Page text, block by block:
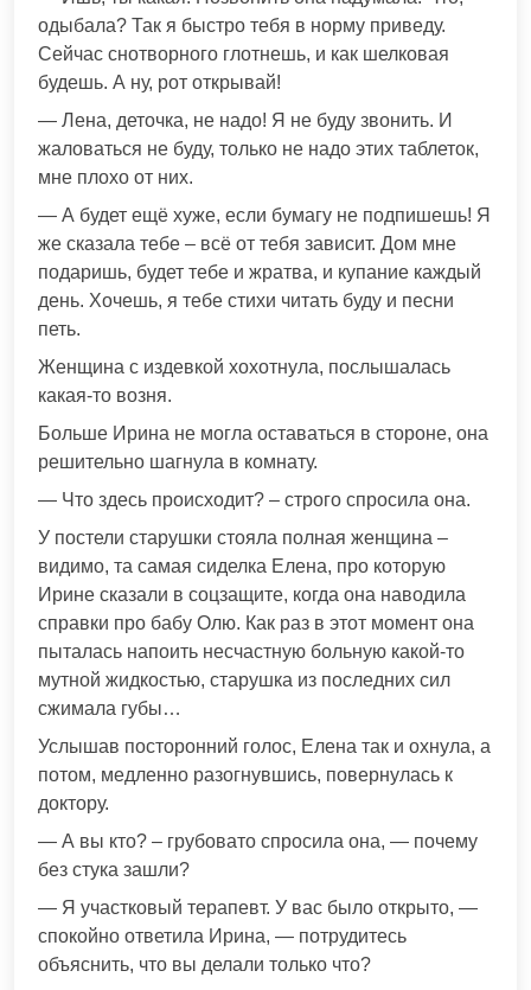
одыбала? Так я быстро тебя в норму приведу.
Сейчас снотворного глотнешь, и как шелковая
будешь. А ну, рот открывай!
— Лена, деточка, не надо! Я не буду звонить. И
жаловаться не буду, только не надо этих таблеток,
мне плохо от них.
— А будет ещё хуже, если бумагу не подпишешь! Я
же сказала тебе – всё от тебя зависит. Дом мне
подаришь, будет тебе и жратва, и купание каждый
день. Хочешь, я тебе стихи читать буду и песни
петь.
Женщина с издевкой хохотнула, послышалась
какая-то возня.
Больше Ирина не могла оставаться в стороне, она
решительно шагнула в комнату.
— Что здесь происходит? – строго спросила она.
У постели старушки стояла полная женщина –
видимо, та самая сиделка Елена, про которую
Ирине сказали в соцзащите, когда она наводила
справки про бабу Олю. Как раз в этот момент она
пыталась напоить несчастную больную какой-то
мутной жидкостью, старушка из последних сил
сжимала губы…
Услышав посторонний голос, Елена так и охнула, а
потом, медленно разогнувшись, повернулась к
доктору.
— А вы кто? – грубовато спросила она, — почему
без стука зашли?
— Я участковый терапевт. У вас было открыто, —
спокойно ответила Ирина, — потрудитесь
объяснить, что вы делали только что?